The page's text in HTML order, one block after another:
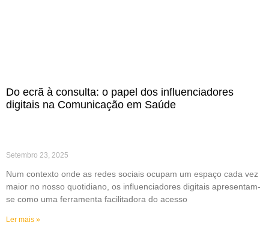
Do ecrã à consulta: o papel dos influenciadores
digitais na Comunicação em Saúde
Setembro 23, 2025
Num contexto onde as redes sociais ocupam um espaço cada vez
maior no nosso quotidiano, os influenciadores digitais apresentam-
se como uma ferramenta facilitadora do acesso
Ler mais »